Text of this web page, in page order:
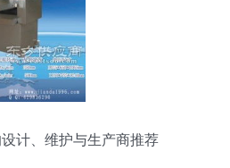
计、维护与生产商推荐